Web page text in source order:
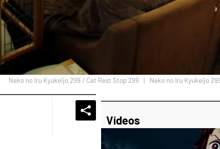
Neko no Iru Kyukeijo
Neko no Iru Kyukeijo 299 / Cat Rest Stop 299
WhatsappFacebook
CompartirVídeos